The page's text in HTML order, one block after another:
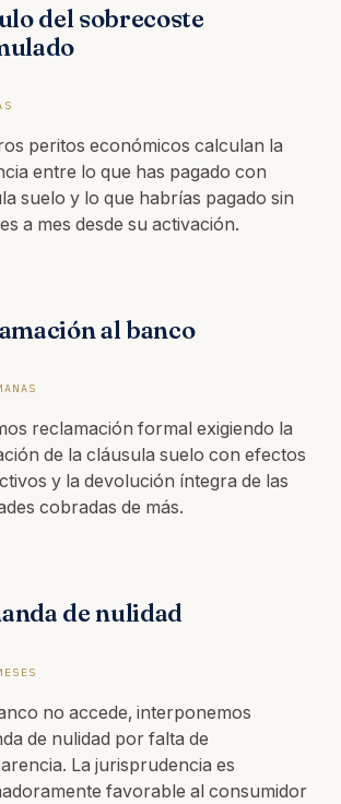
del sobrecoste
peritos económicos calculan la
entre lo que has pagado con
suelo y lo que habrías pagado sin
a mes desde su activación.
al banco
reclamación formal exigiendo la
de la cláusula suelo con efectos
y la devolución íntegra de las
cobradas de más.
de nulidad
no accede, interponemos
de nulidad por falta de
La jurisprudencia es
favorable al consumidor